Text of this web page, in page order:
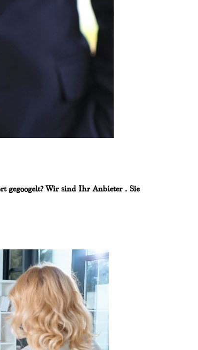
gegoogelt? Wir sind Ihr Anbieter . Sie